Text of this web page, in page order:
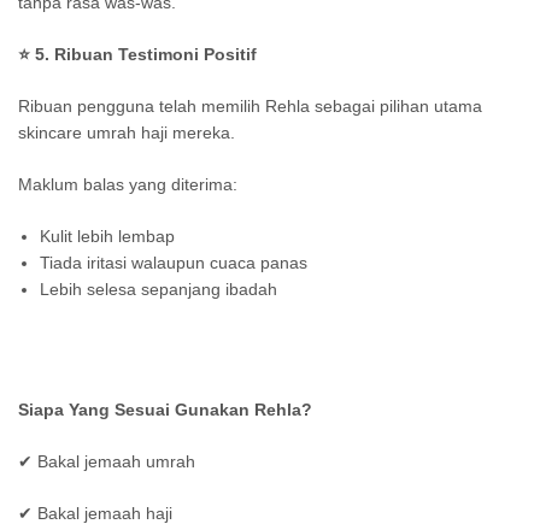
⭐ 5. Ribuan Testimoni Positif
Ribuan pengguna telah memilih Rehla sebagai pilihan utama
skincare umrah haji mereka.
Maklum balas yang diterima:
Kulit lebih lembap
Tiada iritasi walaupun cuaca panas
Lebih selesa sepanjang ibadah
Siapa Yang Sesuai Gunakan Rehla?
✔ Bakal jemaah umrah
✔ Bakal jemaah haji